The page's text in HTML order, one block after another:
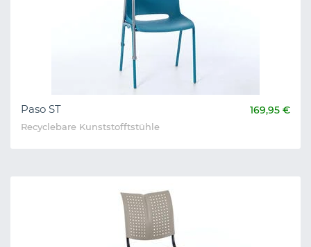
Paso ST 169,95 €
Recyclebare Kunststofftstühle